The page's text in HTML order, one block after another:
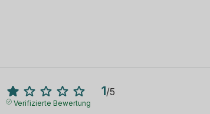
1/5
Verifizierte Bewertung